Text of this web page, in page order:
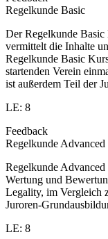
Regelkunde Basic
Der Regelkunde
vermittelt die Inhalte
Regelkunde Basic
startenden Verein
ist außerdem Teil der
LE: 8
Feedback
Regelkunde Advanced
Regelkunde
Wertung und
Legality, im Vergleich
Juroren-
LE: 8